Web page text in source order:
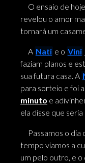
O ensaio de
revelou o amor
tornará um
A Nati e o Vini
faziam planos e
sua futura casa. A
para sorteio e foi
minuto e
ela disse que
Passamos o dia
tempo víamos a
um pelo outro, e